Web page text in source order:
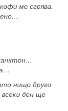
ме сгрява.
нищо друго
ден ще